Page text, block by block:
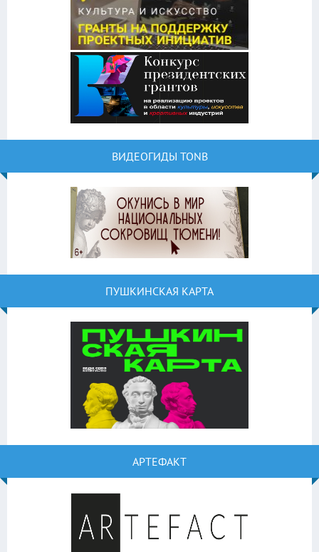
ВИДЕОГИДЫ TONB
ПУШКИНСКАЯ КАРТА
АРТЕФАКТ